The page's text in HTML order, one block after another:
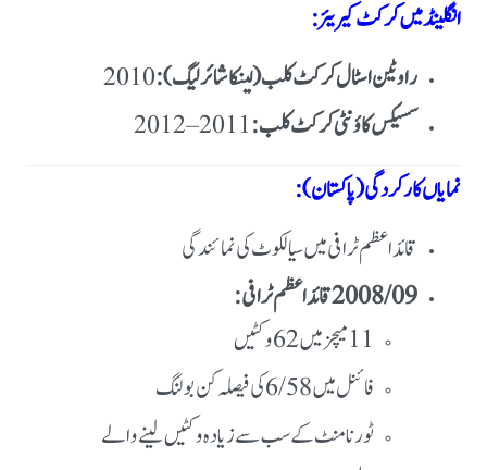
انگلینڈ میں کرکٹ کیریئر:
راوٹین اسٹال کرکٹ کلب (لینکاشائر لیگ):
سسیکس کاؤنٹی کرکٹ کلب:
نمایاں کارکردگی (پاکستان):
قائداعظم ٹرافی میں سیالکوٹ کی نمائندگی
2008/09 قائداعظم ٹرافی:
11 میچز میں 62 وکٹیں
فائنل میں 6/58 کی فیصلہ کن بولنگ
ٹورنامنٹ کے سب سے زیادہ وکٹیں لینے والے